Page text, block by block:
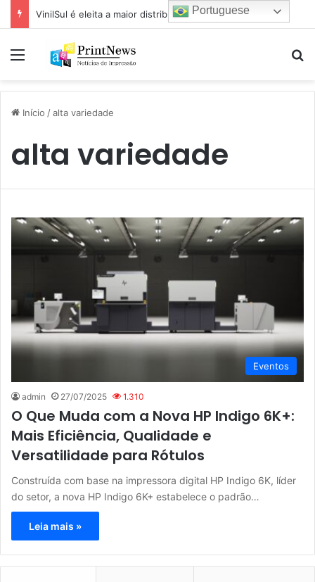
Menu
Início /alta variedade
alta variedade
Eventos
admin 27/07/2025 1.310
O Que Muda com a Nova HP Indigo 6K+:
Mais Eficiência, Qualidade e
Versatilidade para Rótulos
Construída com base na impressora digital HP Indigo 6K, líder
do setor, a nova HP Indigo 6K+ estabelece o padrão…
Leia mais »
Portuguese